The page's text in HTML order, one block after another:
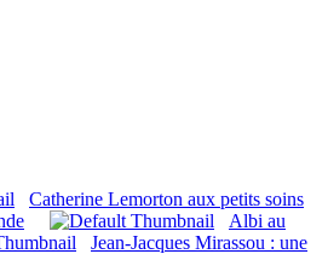
Catherine Lemorton aux petits soins
Albi au
Jean-Jacques Mirassou : une